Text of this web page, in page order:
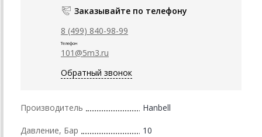
Заказывайте по телефону
8 (499) 840-98-99
Телефон
101@5m3.ru
Обратный звонок
Производитель Hanbell
Давление, Бар 10